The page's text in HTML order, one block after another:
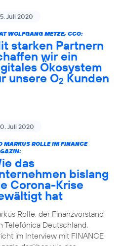
Juli 2020
WOLFGANG METZE, CCO:
starken Partnern
wir ein
Ökosystem
unsere O2 Kunden
Juli 2020
MARKUS ROLLE IM FINANCE
das
bislang
Corona-Krise
hat
Rolle, der Finanzvorstand
Telefónica Deutschland,
im Interview mit FINANCE